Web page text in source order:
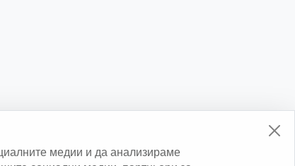
медии и да анализираме